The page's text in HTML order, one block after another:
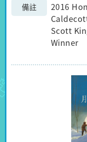
備註
2016
Scott
Winner